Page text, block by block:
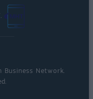
Business Network